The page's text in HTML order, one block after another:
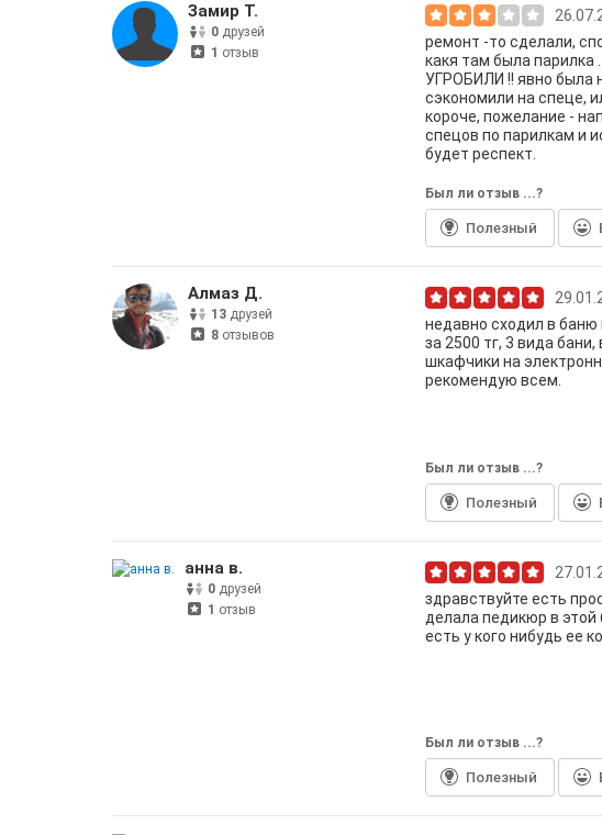
Замир Т.
0 друзей
1 отзыв
ремонт -то сделали,
какя там была парилка
УГРОБИЛИ !! явно была
сэкономили на спеце,
короче, пожелание -
спецов по парилкам и
будет респект.
Был ли отзыв ...?
Полезный
Алмаз Д.
13 друзей
8 отзывов
недавно сходил в баню
за 2500 тг, 3 вида
шкафчики на
рекомендую всем.
Был ли отзыв ...?
Полезный
анна в.
0 друзей
1 отзыв
здравствуйте есть
делала педикюр в
есть у кого нибудь ее
Был ли отзыв ...?
Полезный